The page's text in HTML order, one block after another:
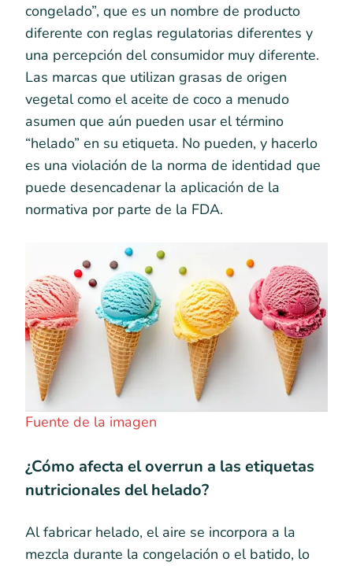
congelado”, que es un nombre de producto
diferente con reglas regulatorias diferentes y
una percepción del consumidor muy diferente.
Las marcas que utilizan grasas de origen
vegetal como el aceite de coco a menudo
asumen que aún pueden usar el término
“helado” en su etiqueta. No pueden, y hacerlo
es una violación de la norma de identidad que
puede desencadenar la aplicación de la
normativa por parte de la FDA.
Fuente de la imagen
¿Cómo afecta el overrun a las etiquetas
nutricionales del helado?
Al fabricar helado, el aire se incorpora a la
mezcla durante la congelación o el batido, lo